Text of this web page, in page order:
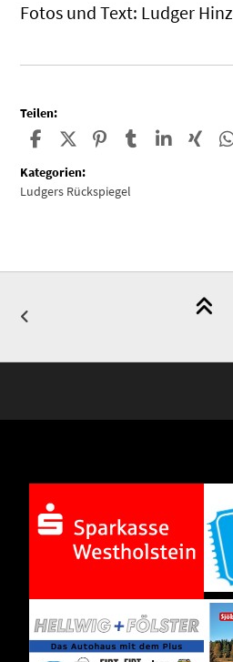
Fotos und Text: Ludger Hinz
Teilen:
Kategorien:
Ludgers Rückspiegel